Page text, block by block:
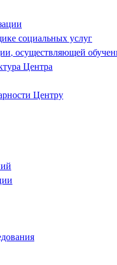
социальных услуг
осуществляющей
Центра
Центру